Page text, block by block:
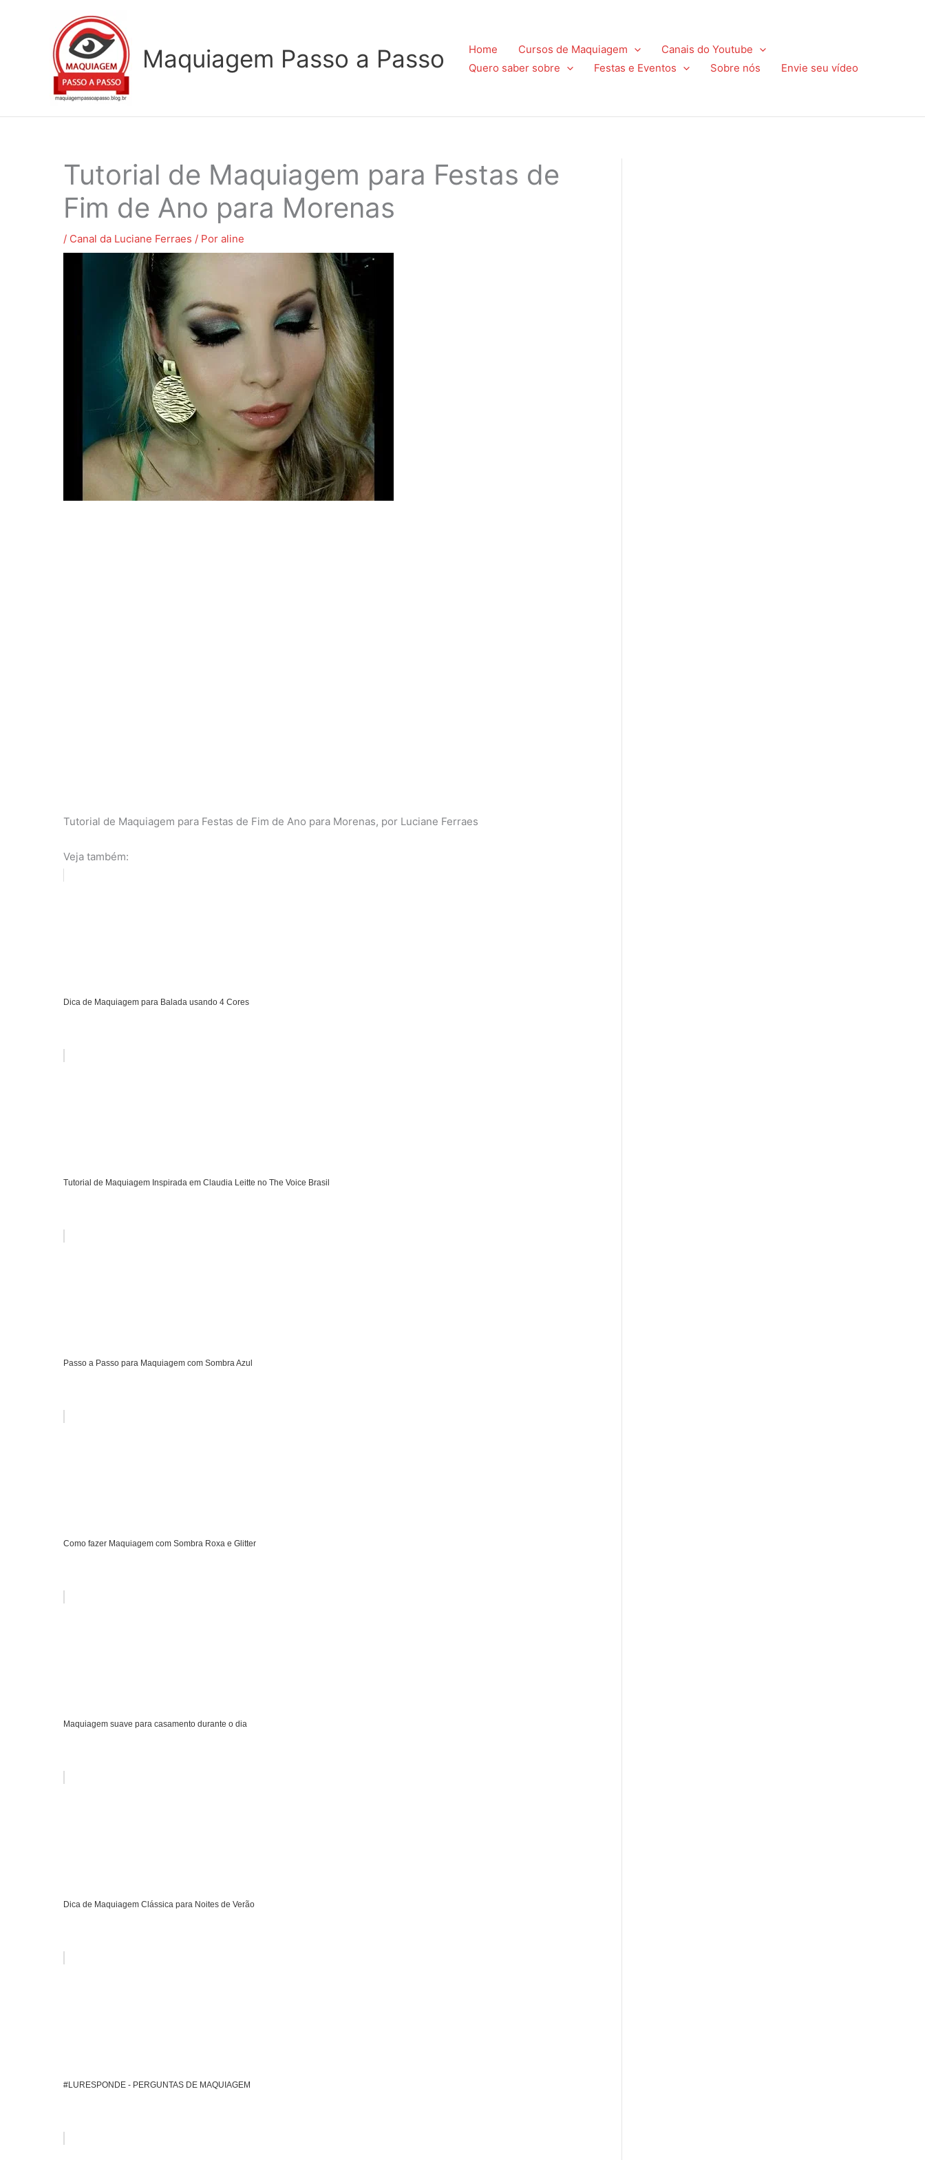
Maquiagem Passo a Passo Home Cursos de Maquiagem
Canais do Youtube
Quero saber sobre
Festas e Eventos Sobre nós Envie seu vídeo
Tutorial de Maquiagem para Festas de
Fim de Ano para Morenas
/ Canal da Luciane Ferraes / Por aline
Tutorial de Maquiagem para Festas de Fim de Ano para Morenas, por Luciane Ferraes
Veja também:
Dica de Maquiagem para Balada usando 4 Cores
Tutorial de Maquiagem Inspirada em Claudia Leitte no The Voice Brasil
Passo a Passo para Maquiagem com Sombra Azul
Como fazer Maquiagem com Sombra Roxa e Glitter
Maquiagem suave para casamento durante o dia
Dica de Maquiagem Clássica para Noites de Verão
#LURESPONDE - PERGUNTAS DE MAQUIAGEM